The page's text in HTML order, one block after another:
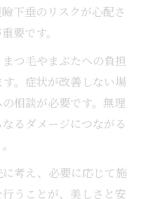
下垂のリスクが心配さ
要です。
つ毛やまぶたへの負担
。症状が改善しない場
相談が必要です。無理
るダメージにつながる
考え、必要に応じて施
うことが、美しさと安